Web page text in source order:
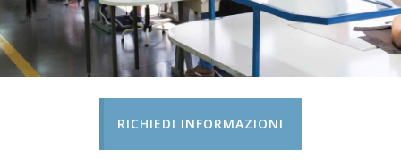
RICHIEDI INFORMAZIONI